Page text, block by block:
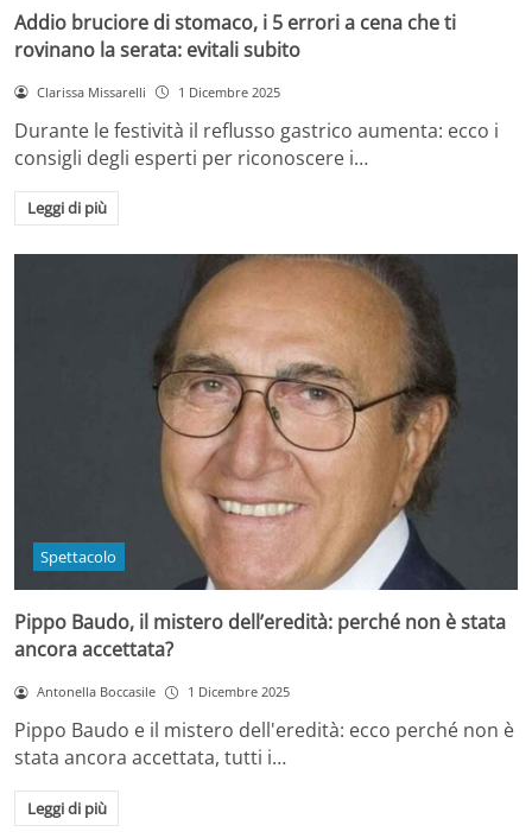
Addio bruciore di stomaco, i 5 errori a cena che ti
rovinano la serata: evitali subito
Clarissa Missarelli 1 Dicembre 2025
Durante le festività il reflusso gastrico aumenta: ecco i
consigli degli esperti per riconoscere i…
Leggi di più
Spettacolo
Pippo Baudo, il mistero dell’eredità: perché non è stata
ancora accettata?
Antonella Boccasile 1 Dicembre 2025
Pippo Baudo e il mistero dell'eredità: ecco perché non è
stata ancora accettata, tutti i…
Leggi di più